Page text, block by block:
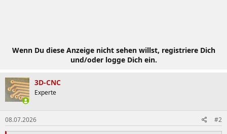
Wenn Du diese Anzeige nicht sehen willst, registriere Dich
und/oder logge Dich ein.
3D-CNC
Experte
08.07.2026 #2